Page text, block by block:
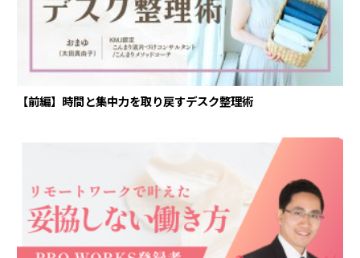
【前編】時間と集中力を取り戻すデスク整理術